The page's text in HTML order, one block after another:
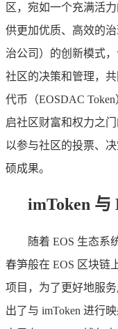
区，宛如一个充满活
供更加优质、高效的
治公司）的创新模式
社区的决策和管理，
代币（EOSDAC
启社区财富和权力之
以参与社区的投票、
硕成果。
imToken 与
随着 EOS 生态系
春笋般在 EOS 区块链
项目，为了更好地服
出了与 imToken 进行